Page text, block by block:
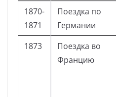
1870-
1871
Поездка по
Германии
1873
Поездка во
Францию